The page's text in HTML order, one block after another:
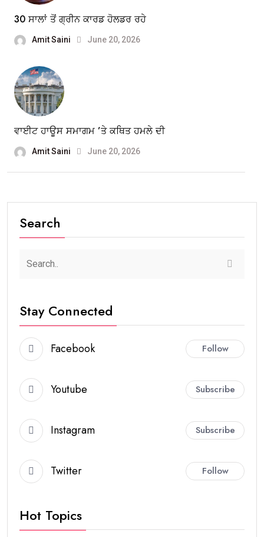
30 ਸਾਲਾਂ ਤੋਂ ਗ੍ਰੀਨ ਕਾਰਡ ਹੋਲਡਰ ਰਹੇ
Amit Saini June 20, 2026
ਵਾਈਟ ਹਾਊਸ ਸਮਾਗਮ ’ਤੇ ਕਥਿਤ ਹਮਲੇ ਦੀ
Amit Saini June 20, 2026
Search
Stay Connected
Facebook Follow
Youtube Subscribe
Instagram Subscribe
Twitter Follow
Hot Topics